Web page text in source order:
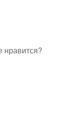
нравится?